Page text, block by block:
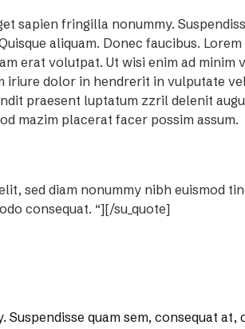
sapien fringilla nonummy.
aliquam. Donec faucibus.
erat volutpat. Ut wisi enim ad
iriure dolor in hendrerit in vulputate
praesent luptatum zzril delenit
mazim placerat facer possim assum.
sed diam nonummy nibh euismod
consequat. “][/su_quote]
Suspendisse quam sem, consequat